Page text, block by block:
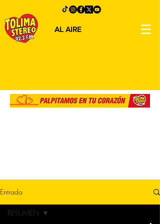
AL AIRE
Entrada
RESUMEN